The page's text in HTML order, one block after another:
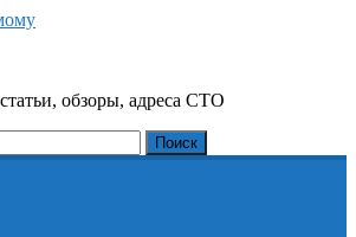
обзоры, адреса СТО
Поиск